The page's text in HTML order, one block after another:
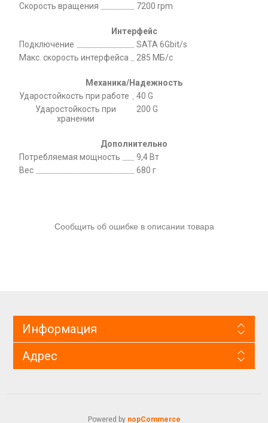
Скорость вращения
7200 rpm
Интерфейс
Подключение
SATA 6Gbit/s
Макс. скорость интерфейса
285 МБ/c
Механика/Надежность
Ударостойкость при работе
40 G
Ударостойкость при
хранении
200 G
Дополнительно
Потребляемая мощность
9,4 Вт
Вес
680 г
Сообщить об ошибке в описании товара
Информация
Адрес
Powered by nopCommerce